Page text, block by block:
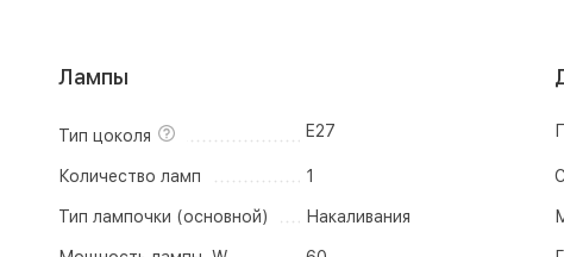
Лампы
Тип цоколя E27
Количество ламп 1
Тип лампочки (основной) Накаливания